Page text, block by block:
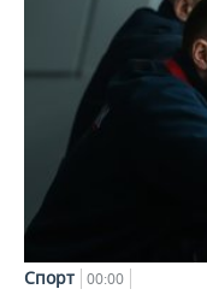
Спорт 00:00